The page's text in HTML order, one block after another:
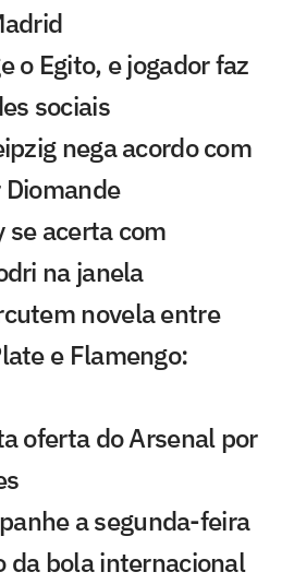
o Egito, e jogador faz
sociais
nega acordo com
se acerta com
na janela
novela entre
e Flamengo:
oferta do Arsenal por
a segunda-feira
da bola internacional